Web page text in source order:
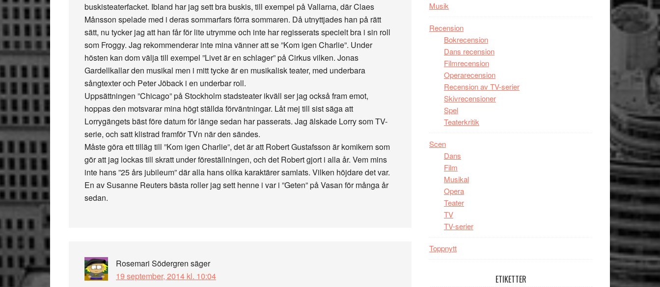
buskisteaterfacket. Ibland har jag sett bra buskis, till exempel på Vallarna, där Claes
Månsson spelade med i deras sommarfars förra sommaren. Då utnyttjades han på rätt
sätt, nu tycker jag att han får för lite utrymme och inte har regisserats specielt bra i sin roll
som Froggy. Jag rekommenderar inte mina vänner att se ”Kom igen Charlie”. Under
hösten kan dom välja till exempel ”Livet är en schlager” på Cirkus vilken. Jonas
Gardellkallar den musikal men i mitt tycke är en musikalisk teater, med underbara
sångtexter och Peter Jöback i en underbar roll.
Uppsättningen ”Chicago” på Stockholm stadsteater ikväll ser jag också fram emot,
hoppas den motsvarar mina högt ställda förväntningar. Låt mej till sist säga att
Lorrygängets bäst före datum för länge sedan har passerats. Jag älskade Lorry som TV-
serie, och satt klistrad framför TVn när den sändes.
Måste göra ett tilläg till ”Kom igen Charlie”, det är att Robert Gustafsson är komikern som
gör att jag lockas till skratt under föreställningen, och det Robert gjort i alla år. Vem mins
inte hans ”25 års jubileum” där alla hans olika karaktärer samlats. Vilken höjdare det var.
En av Susanne Reuters bästa roller jag sett henne i var i ”Geten” på Vasan för många år
sedan.
Rosemari Södergren säger
19 september, 2014 kl. 10:04
Musik
Recension
Bokrecension
Dans recension
Filmrecension
Operarecension
Recension av TV-serier
Skivrecensioner
Spel
Teaterkritik
Scen
Dans
Film
Musikal
Opera
Teater
TV
TV-serier
Toppnytt
ETIKETTER